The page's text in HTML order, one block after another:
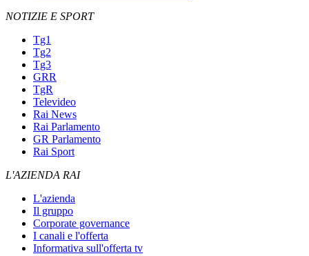
NOTIZIE E SPORT
Tg1
Tg2
Tg3
GRR
TgR
Televideo
Rai News
Rai Parlamento
GR Parlamento
Rai Sport
L'AZIENDA RAI
L'azienda
Il gruppo
Corporate governance
I canali e l'offerta
Informativa sull'offerta tv